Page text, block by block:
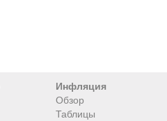
Инфляция
Обзор
Таблицы